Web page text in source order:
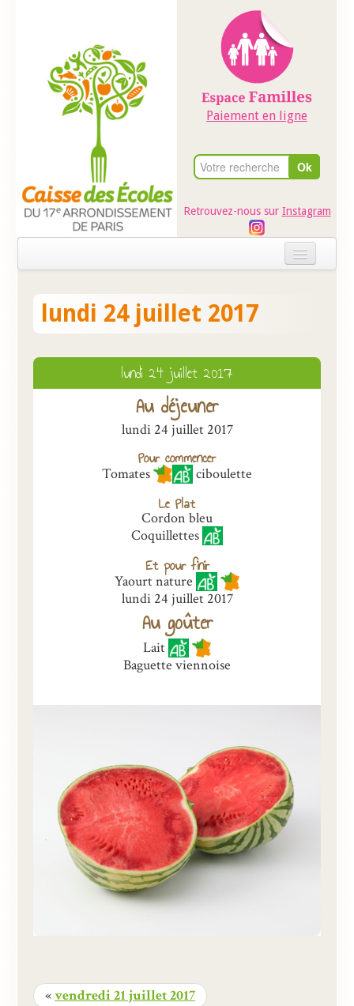
Paiement en ligne
Retrouvez-nous sur Instagram
Evénements
Présentation
Inscriptions et tarifs
Qualité
Menus
Recrutement
Nous contacter
lundi 24 juillet 2017
lundi 24 juillet 2017
Au déjeuner
lundi 24 juillet 2017
Pour commencer
Tomates ciboulette
Le Plat
Cordon bleu
Coquillettes
Et pour finir
Yaourt nature
lundi 24 juillet 2017
Au goûter
Lait
Baguette viennoise
«vendredi 21 juillet 2017